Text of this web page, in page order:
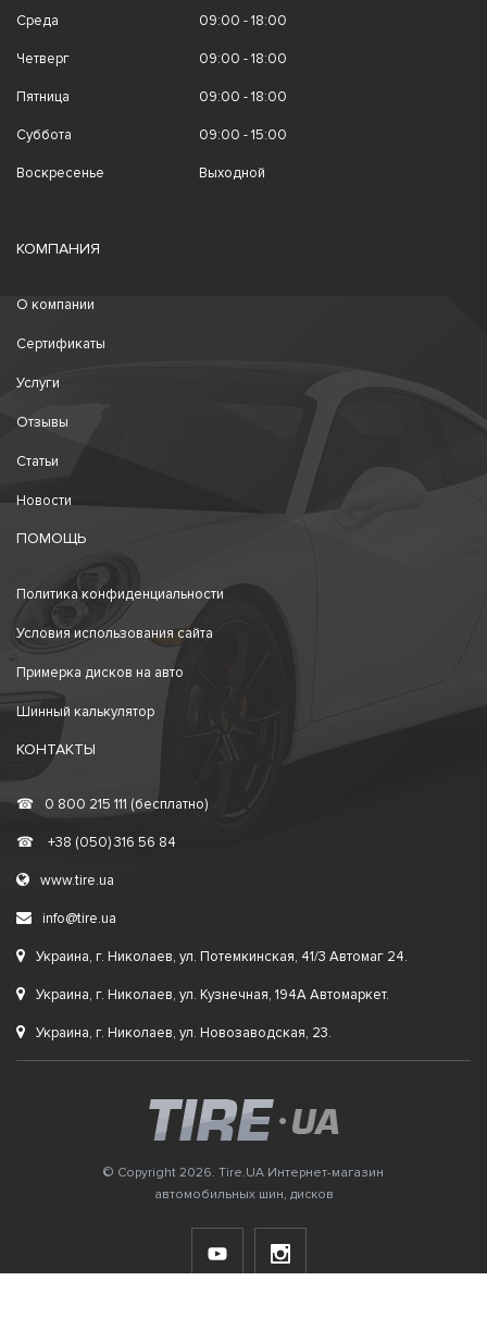
Среда 09:00 - 18:00
Четверг 09:00 - 18:00
Пятница 09:00 - 18:00
Суббота 09:00 - 15:00
Воскресенье Выходной
КОМПАНИЯ
О компании
Сертификаты
Услуги
Отзывы
Статьи
Новости
ПОМОЩЬ
Политика конфиденциальности
Условия использования сайта
Примерка дисков на авто
Шинный калькулятор
КОНТАКТЫ
☎ 0 800 215 111 (бесплатно)
☎ +38 (050) 316 56 84
www.tire.ua
info@tire.ua
Украина, г. Николаев, ул. Потемкинская, 41/3 Автомаг 24.
Украина, г. Николаев, ул. Кузнечная, 194А Автомаркет.
Украина, г. Николаев, ул. Новозаводская, 23.
© Copyright 2026. Tire.UA Интернет-магазин
автомобильных шин, дисков